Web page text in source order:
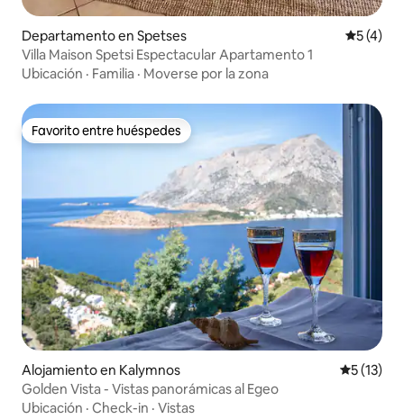
Departamento en Spetses
5 (4)
Villa Maison Spetsi Espectacular Apartamento 1
Ubicación · Familia · Moverse por la zona
Favorito entre huéspedes
Favorito entre huéspedes
Alojamiento en Kalymnos
5 (13)
Golden Vista - Vistas panorámicas al Egeo
Ubicación · Check-in · Vistas